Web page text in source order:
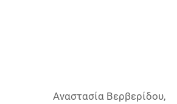
Αναστασία Βερβερίδου,